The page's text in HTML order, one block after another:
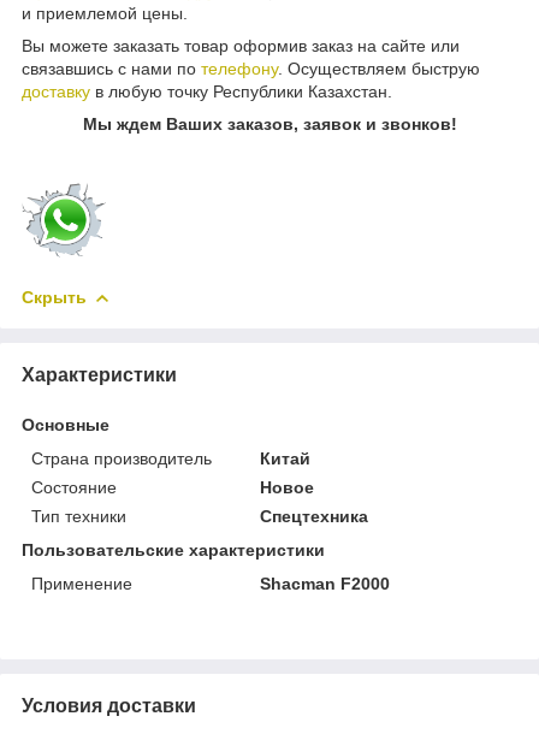
и приемлемой цены.
Вы можете заказать товар оформив заказ на сайте или
связавшись с нами по телефону. Осуществляем быструю
доставку в любую точку Республики Казахстан.
Мы ждем Ваших заказов, заявок и звонков!
Скрыть
Характеристики
Основные
Страна производитель
Китай
Состояние
Новое
Тип техники
Спецтехника
Пользовательские характеристики
Применение
Shacman F2000
Условия доставки